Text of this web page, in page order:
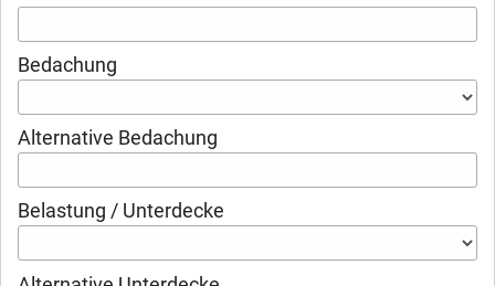
Bedachung
Alternative Bedachung
Belastung / Unterdecke